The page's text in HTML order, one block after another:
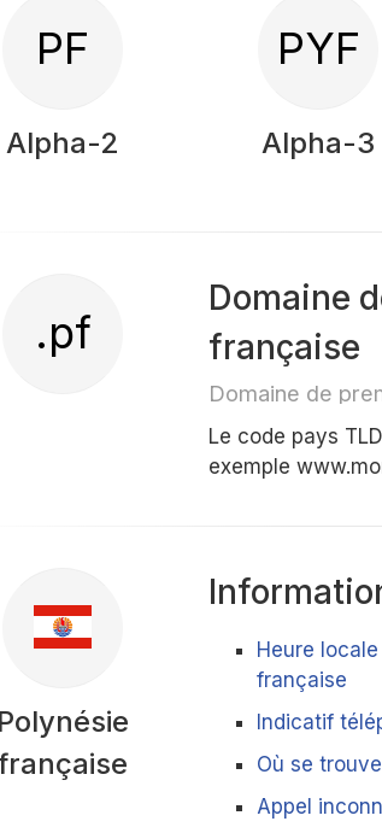
PF
Alpha-2
PYF
Alpha-3
.pf
Domaine
française
Domaine de
Le code pays
exemple
Heure
française
Indicatif
Où se
Appel